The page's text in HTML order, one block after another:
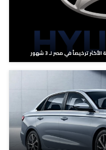
ترخيصاً في مصر لـ 3 شهور